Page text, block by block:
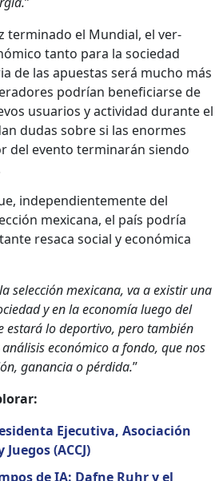
ter­mi­na­do el Mundi­al, el ver­
tan­to para la sociedad
de las apues­tas será mucho más
podrían ben­e­fi­cia­rse de
usuar­ios y activi­dad durante el
dudas sobre si las enormes
del even­to ter­mi­narán sien­do
inde­pen­di­en­te­mente del
mex­i­cana, el país podría
resaca social y económi­ca
selec­ción mex­i­cana, va a exi­s­tir una
y en la economía luego del
estará lo deporti­vo, pero tam­bién
económi­co a fon­do, que nos
ganan­cia o pér­di­da.”
Ejec­u­ti­va, Aso­ciación
(ACCJ)
de IA: Dafne Ruhr y el